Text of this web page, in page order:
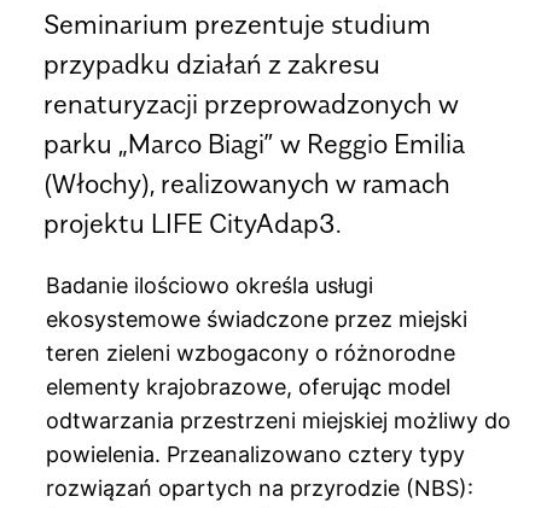
Seminarium prezentuje studium
przypadku działań z zakresu
renaturyzacji przeprowadzonych w
parku „Marco Biagi” w Reggio Emilia
(Włochy), realizowanych w ramach
projektu LIFE CityAdap3.
Badanie ilościowo określa usługi
ekosystemowe świadczone przez miejski
teren zieleni wzbogacony o różnorodne
elementy krajobrazowe, oferując model
odtwarzania przestrzeni miejskiej możliwy do
powielenia. Przeanalizowano cztery typy
rozwiązań opartych na przyrodzie (NBS):